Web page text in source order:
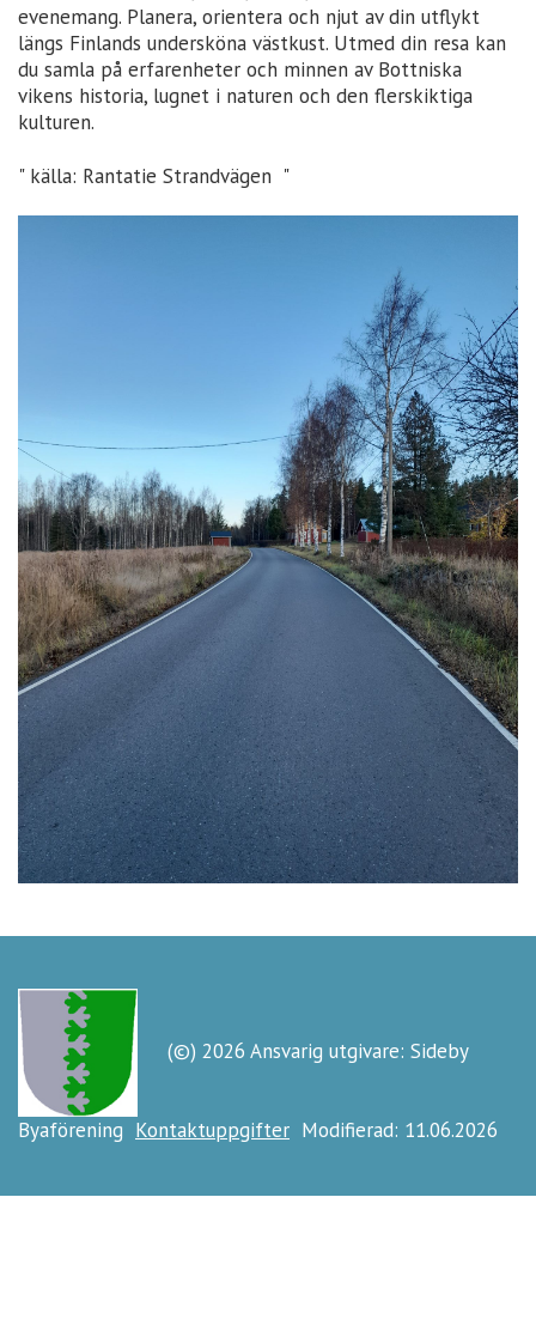
evenemang. Planera, orientera och njut av din utflykt
längs Finlands undersköna västkust. Utmed din resa kan
du samla på erfarenheter och minnen av Bottniska
vikens historia, lugnet i naturen och den flerskiktiga
kulturen.
" källa: Rantatie Strandvägen "
(©) 2026 Ansvarig utgivare: Sideby
Byaförening Kontaktuppgifter Modifierad: 11.06.2026